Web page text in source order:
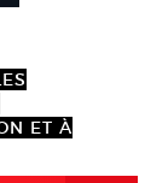
ET À